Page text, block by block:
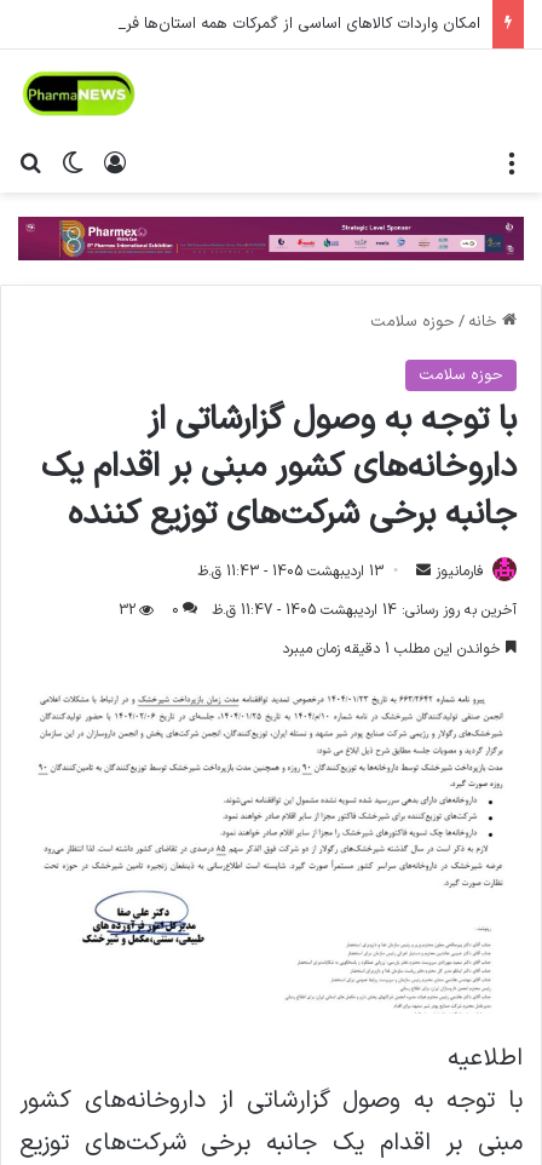
امکان واردات کالاهای اساسی از گمرکات همه استان‌ها فراهم شد.
تغییر ورود
خانه / حوزه سلامت
حوزه سلامت
با توجه به وصول گزارشاتی از
داروخانه‌های کشور مبنی بر اقدام یک
جانبه برخی شرکت‌های توزیع کننده
فارمانیوز
ا
ی
م
ی
ل
13 اردیبهشت 1405 - 11:43 ق.ظ
آخرین به روز رسانی: 14 اردیبهشت 1405 - 11:47 ق.ظ
0
32
خواندن این مطلب 1 دقیقه زمان میبرد
اطلاعیه
با توجه به وصول گزارشاتی از داروخانه‌های کشور
مبنی بر اقدام یک جانبه برخی شرکت‌های توزیع